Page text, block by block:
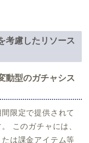
考慮したリソース
動型のガチャシス
限定で提供されて
このガチャには、
は課金アイテム等